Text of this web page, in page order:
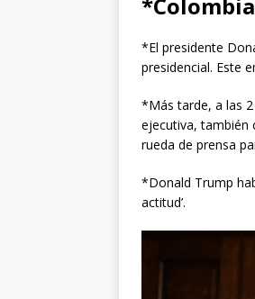
*El presidente
presidencial. Este
*Más tarde, a las
ejecutiva, también
rueda de prensa
*Donald Trump
actitud’.